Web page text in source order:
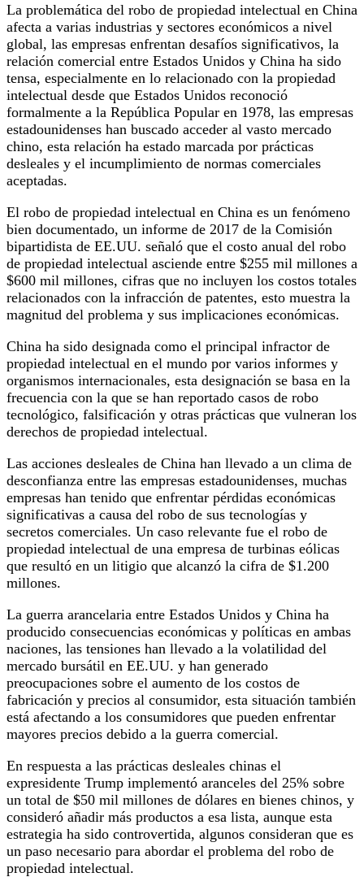
La problemática del robo de propiedad intelectual en China
afecta a varias industrias y sectores económicos a nivel
global, las empresas enfrentan desafíos significativos, la
relación comercial entre Estados Unidos y China ha sido
tensa, especialmente en lo relacionado con la propiedad
intelectual desde que Estados Unidos reconoció
formalmente a la República Popular en 1978, las empresas
estadounidenses han buscado acceder al vasto mercado
chino, esta relación ha estado marcada por prácticas
desleales y el incumplimiento de normas comerciales
aceptadas.
El robo de propiedad intelectual en China es un fenómeno
bien documentado, un informe de 2017 de la Comisión
bipartidista de EE.UU. señaló que el costo anual del robo
de propiedad intelectual asciende entre $255 mil millones a
$600 mil millones, cifras que no incluyen los costos totales
relacionados con la infracción de patentes, esto muestra la
magnitud del problema y sus implicaciones económicas.
China ha sido designada como el principal infractor de
propiedad intelectual en el mundo por varios informes y
organismos internacionales, esta designación se basa en la
frecuencia con la que se han reportado casos de robo
tecnológico, falsificación y otras prácticas que vulneran los
derechos de propiedad intelectual.
Las acciones desleales de China han llevado a un clima de
desconfianza entre las empresas estadounidenses, muchas
empresas han tenido que enfrentar pérdidas económicas
significativas a causa del robo de sus tecnologías y
secretos comerciales. Un caso relevante fue el robo de
propiedad intelectual de una empresa de turbinas eólicas
que resultó en un litigio que alcanzó la cifra de $1.200
millones.
La guerra arancelaria entre Estados Unidos y China ha
producido consecuencias económicas y políticas en ambas
naciones, las tensiones han llevado a la volatilidad del
mercado bursátil en EE.UU. y han generado
preocupaciones sobre el aumento de los costos de
fabricación y precios al consumidor, esta situación también
está afectando a los consumidores que pueden enfrentar
mayores precios debido a la guerra comercial.
En respuesta a las prácticas desleales chinas el
expresidente Trump implementó aranceles del 25% sobre
un total de $50 mil millones de dólares en bienes chinos, y
consideró añadir más productos a esa lista, aunque esta
estrategia ha sido controvertida, algunos consideran que es
un paso necesario para abordar el problema del robo de
propiedad intelectual.